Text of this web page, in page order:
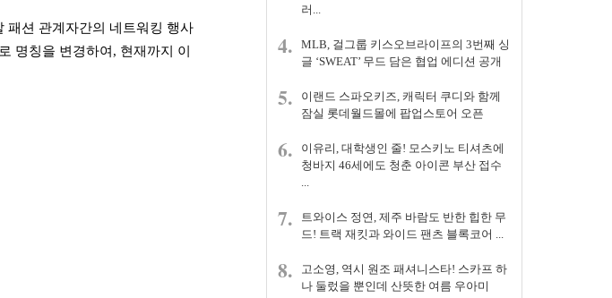
패션 관계자간의 네트워킹 행사
명칭을 변경하여, 현재까지 이
러...
4.
MLB, 걸그룹 키스오브라이프의 3번째 싱
글 ‘SWEAT’ 무드 담은 협업 에디션 공개
5.
이랜드 스파오키즈, 캐릭터 쿠디와 함께
잠실 롯데월드몰에 팝업스토어 오픈
6.
이유리, 대학생인 줄! 모스키노 티셔츠에
청바지 46세에도 청춘 아이콘 부산 접수
...
7.
트와이스 정연, 제주 바람도 반한 힙한 무
드! 트랙 재킷과 와이드 팬츠 블록코어 ...
8.
고소영, 역시 원조 패셔니스타! 스카프 하
나 둘렀을 뿐인데 산뜻한 여름 우아미